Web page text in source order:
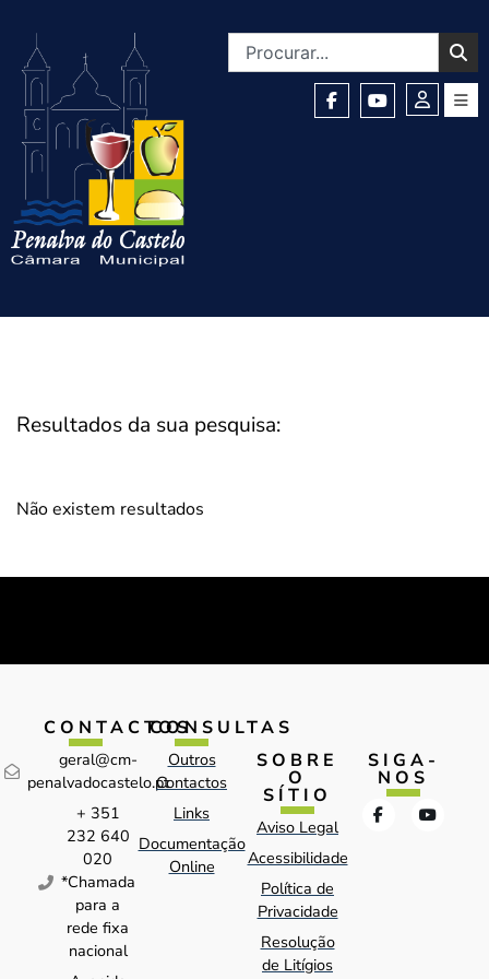
Resultados da sua pesquisa:
Não existem resultados
CONTACTOS
geral@cm-
penalvadocastelo.pt
+ 351
232 640
020
*Chamada
para a
rede fixa
nacional
CONSULTAS
Outros
Contactos
Links
Documentação
Online
SOBRE
O
SÍTIO
Aviso Legal
Acessibilidade
Política de
Privacidade
Resolução
de Litígios
SIGA-
NOS